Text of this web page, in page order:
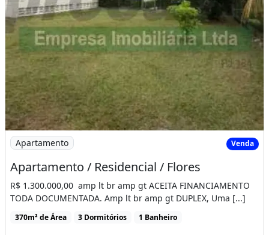
Imagem: Apartamento / Residencial / Flores
Apartamento Venda
Apartamento / Residencial / Flores
R$ 1.300.000,00 amp lt br amp gt ACEITA FINANCIAMENTO
TODA DOCUMENTADA. Amp lt br amp gt DUPLEX, Uma [...]
370m² de Área 3 Dormitórios 1 Banheiro